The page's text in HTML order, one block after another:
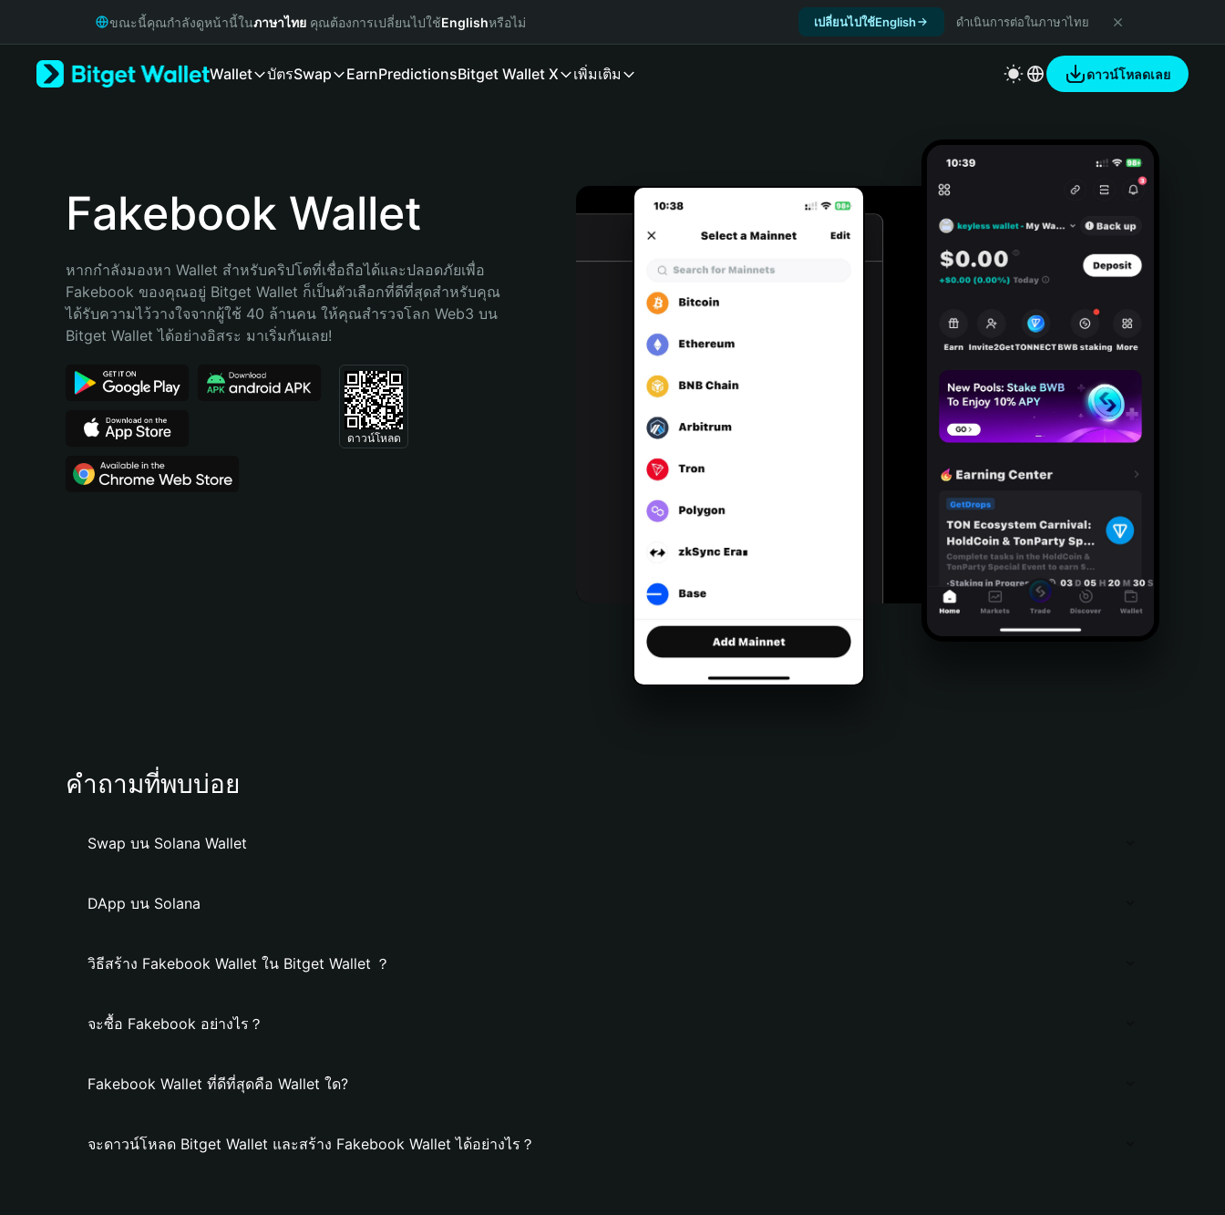
Русский
Bahasa Indonesia
Português (Brasil)
ขณะนี้คุณกำลังดูหน้านี้ในภาษาไทย คุณต้องการเปลี่ยนไปใช้Englishหรือไม่ เปลี่ยนไปใช้English ดำเนินการต่อในภาษาไทย
Wallet บัตรSwap EarnPredictionsBitget Wallet X เพิ่มเติม ดาวน์โหลดเลย
Fakebook Wallet
หากกำลังมองหา Wallet สำหรับคริปโตที่เชื่อถือได้และปลอดภัยเพื่อ
Fakebook ของคุณอยู่ Bitget Wallet ก็เป็นตัวเลือกที่ดีที่สุดสำหรับคุณ
ได้รับความไว้วางใจจากผู้ใช้ 40 ล้านคน ให้คุณสำรวจโลก Web3 บน
Bitget Wallet ได้อย่างอิสระ มาเริ่มกันเลย!
ดาวน์โหลด
คำถามที่พบบ่อย
Swap บน Solana Wallet
DApp บน Solana
วิธีสร้าง Fakebook Wallet ใน Bitget Wallet ？
จะซื้อ Fakebook อย่างไร？
Fakebook Wallet ที่ดีที่สุดคือ Wallet ใด?
จะดาวน์โหลด Bitget Wallet และสร้าง Fakebook Wallet ได้อย่างไร？